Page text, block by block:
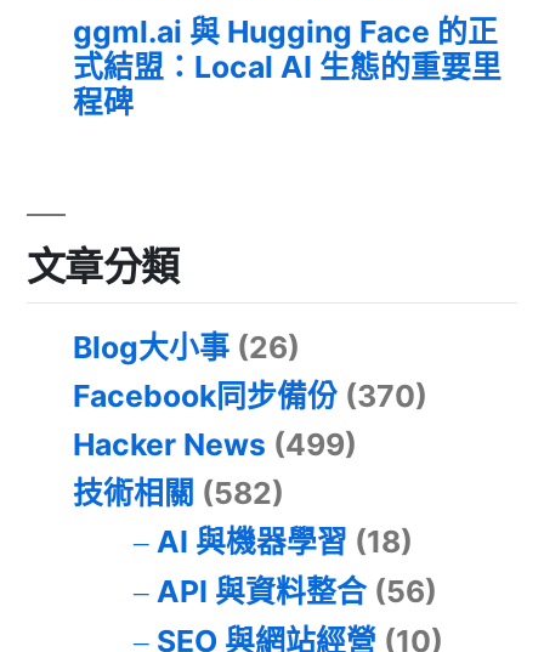
ggml.ai 與 Hugging Face 的正
式結盟：Local AI 生態的重要里
程碑
文章分類
Blog大小事 (26)
Facebook同步備份 (370)
Hacker News (499)
技術相關 (582)
AI 與機器學習 (18)
API 與資料整合(56)
SEO 與網站經營 (10)